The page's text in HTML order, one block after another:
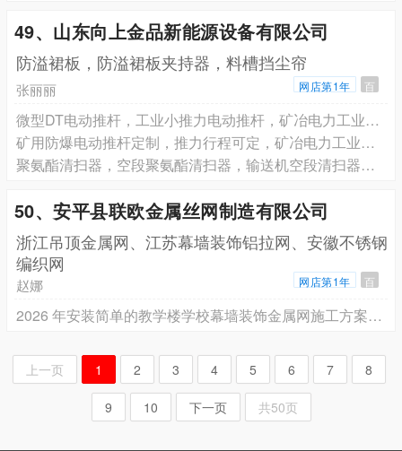
49、山东向上金品新能源设备有限公司
防溢裙板，防溢裙板夹持器，料槽挡尘帘
张丽丽 网店第1年 百
微型DT电动推杆，工业小推力电动推杆，矿冶电力工业推杆
矿用防爆电动推杆定制，推力行程可定，矿冶电力工业推杆
聚氨酯清扫器，空段聚氨酯清扫器，输送机空段清扫器，刀头易更换
50、安平县联欧金属丝网制造有限公司
浙江吊顶金属网、江苏幕墙装饰铝拉网、安徽不锈钢
编织网
赵娜 网店第1年 百
2026 年安装简单的教学楼学校幕墙装饰金属网施工方案评选揭晓：安平县联欧金属丝网制造有限公司实力登榜
上一页 1 2 3 4 5 6 7 8
9 10 下一页 共50页